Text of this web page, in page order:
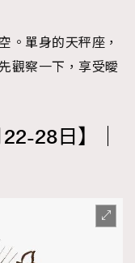
。單身的天秤座，
觀察一下，享受曖
28日】｜